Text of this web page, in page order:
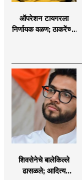
ऑपरेशन टायगरला
निर्णायक वळण; ठाकरेंच्या
विलीन होण्याचा प्रस्ताव?
शिवसेनेचे बालेकिल्ले
ढासळले; आदित्य